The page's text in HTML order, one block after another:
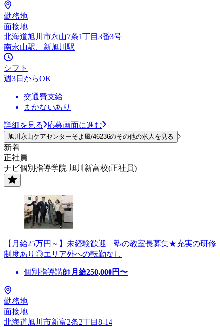
勤務地
面接地
北海道旭川市永山7条1丁目3番3号
南永山駅、新旭川駅
シフト
週3日からOK
交通費支給
まかないあり
詳細を見る 応募画面に進む
旭川永山ケアセンターそよ風/46236のその他の求人を見る
新着
正社員
ナビ個別指導学院 旭川新富校(正社員)
【月給25万円～】未経験歓迎！塾の教室長募集★充実の研修
制度あり◎エリア外への転勤なし
個別指導講師 月給250,000円〜
勤務地
面接地
北海道旭川市新富2条2丁目8-14